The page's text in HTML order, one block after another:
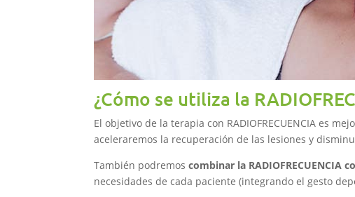
¿Cómo se utiliza la
El objetivo de la terapia con RADIOFRECUENCIA es
aceleraremos la recuperación de las lesiones y
También podremoscombinar la RADIOFRECUENCIA
necesidades de cada paciente (integrando el gesto